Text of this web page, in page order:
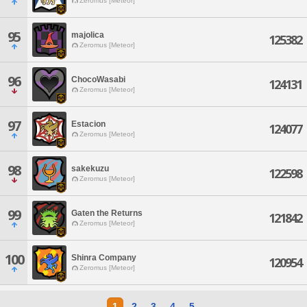
95 majolica
Zeromus [Meteor] 125382
96 ChocoWasabi
Zeromus [Meteor] 124131
97 Estacion
Zeromus [Meteor] 124077
98 sakekuzu
Zeromus [Meteor] 122598
99 Gaten the Returns
Zeromus [Meteor] 121842
100 Shinra Company
Zeromus [Meteor] 120954